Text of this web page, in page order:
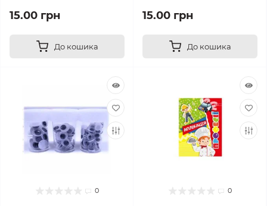
15.00 грн
До кошика
15.00 грн
До кошика
0 0